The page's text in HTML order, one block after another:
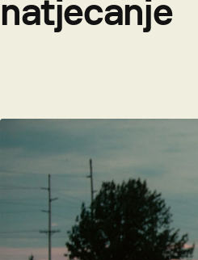
natjecanje